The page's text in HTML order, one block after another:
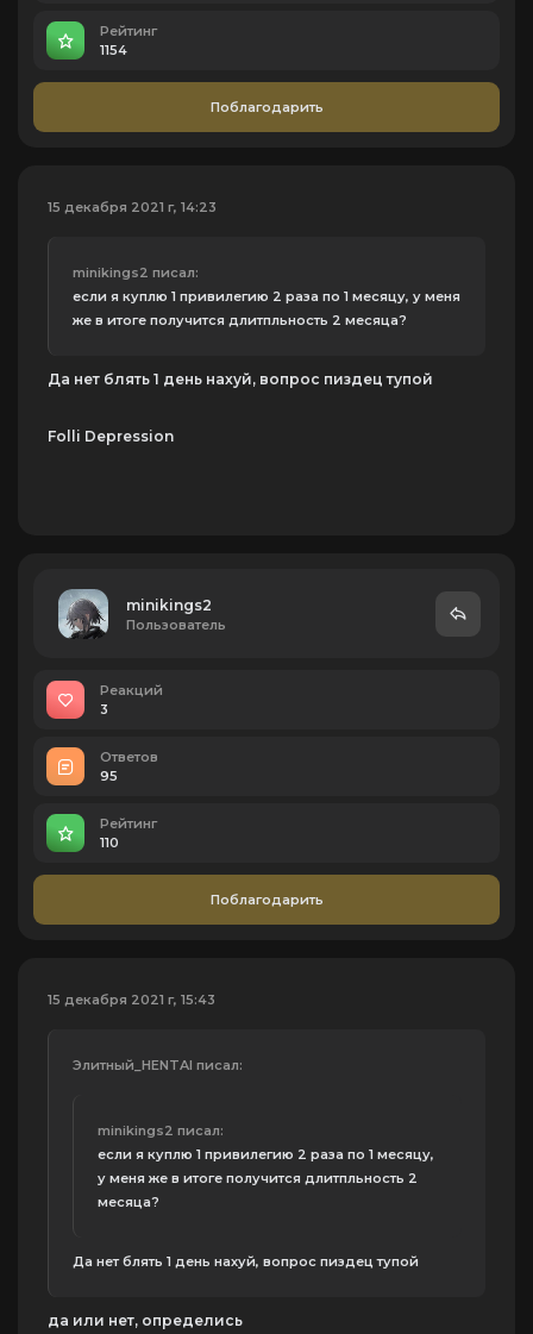
Рейтинг
1154
Поблагодарить
15 декабря 2021 г, 14:23
minikings2 писал:
если я куплю 1 привилегию 2 раза по 1 месяцу, у меня
же в итоге получится длитпльность 2 месяца?
Да нет блять 1 день нахуй, вопрос пиздец тупой
Folli Depression
minikings2
Пользователь
Реакций
3
Ответов
95
Рейтинг
110
Поблагодарить
15 декабря 2021 г, 15:43
Элитный_HENTAI писал:
minikings2 писал:
если я куплю 1 привилегию 2 раза по 1 месяцу,
у меня же в итоге получится длитпльность 2
месяца?
Да нет блять 1 день нахуй, вопрос пиздец тупой
да или нет, определись